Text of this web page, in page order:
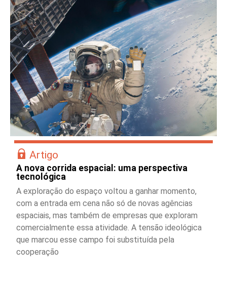
Artigo
A nova corrida espacial: uma perspectiva
tecnológica
A exploração do espaço voltou a ganhar momento,
com a entrada em cena não só de novas agências
espaciais, mas também de empresas que exploram
comercialmente essa atividade. A tensão ideológica
que marcou esse campo foi substituída pela
cooperação